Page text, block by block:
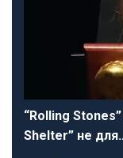
“Rolling
Shelter” не